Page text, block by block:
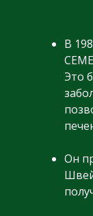
В
Это
Он